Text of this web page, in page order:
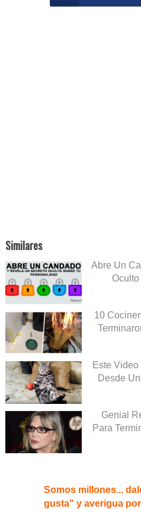
Similares
Abre Un
10
Este
Desde
Genial
Para
Somos millones...
gusta" y averigua